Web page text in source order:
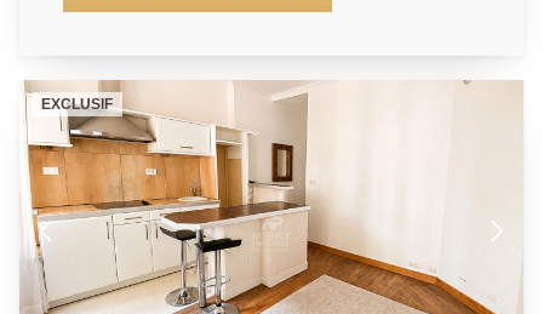
29, 05 m² carrez et 52,91 m² au sol, il se décompose
ainsi qu'une salle d'eau et un WC. - Le second niveau
offre une belle pièce de vie, une salle d'eau et un
second WC. Les entrées peuvent être indépendantes
Possibilité d'acheter également le RDC du bâtiment.
Nous savons que chaque projet est unique, c'est
pourquoi nous plaçons la relation humaine au centre
de notre démarche. Avec notre agence, vous
bénéficiez d'un réseau solide, d'une visibilité optimale
et d'un savoir-faire reconnu pour valoriser vos biens
EXCLUSIF